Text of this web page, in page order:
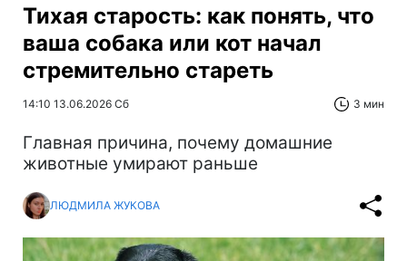
Тихая старость: как понять, что
ваша собака или кот начал
стремительно стареть
14:10 13.06.2026 Сб 3 мин
Главная причина, почему домашние
животные умирают раньше
ЛЮДМИЛА ЖУКОВА